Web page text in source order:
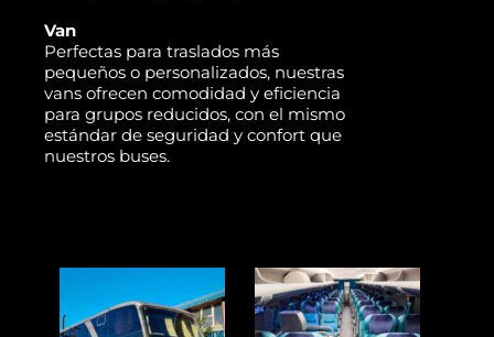
Van
Perfectas para traslados más
pequeños o personalizados, nuestras
vans ofrecen comodidad y eficiencia
para grupos reducidos, con el mismo
estándar de seguridad y confort que
nuestros buses.